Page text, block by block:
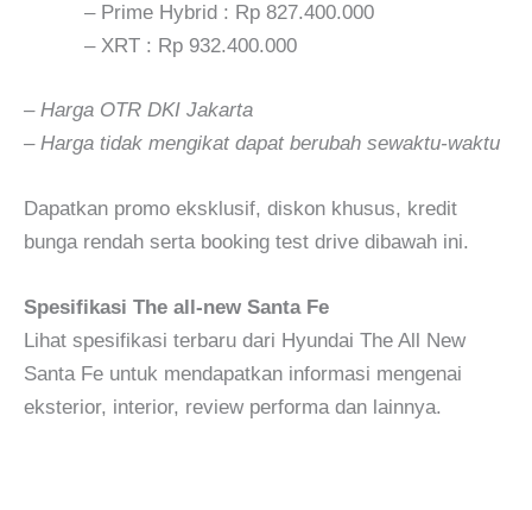
– Prime Hybrid : Rp 827.400.000
– XRT : Rp 932.400.000
– Harga OTR DKI Jakarta
– Harga tidak mengikat dapat berubah sewaktu-waktu
Dapatkan promo eksklusif, diskon khusus, kredit
bunga rendah serta booking test drive dibawah ini.
Spesifikasi The all-new Santa Fe
Lihat spesifikasi terbaru dari Hyundai The All New
Santa Fe untuk mendapatkan informasi mengenai
eksterior, interior, review performa dan lainnya.